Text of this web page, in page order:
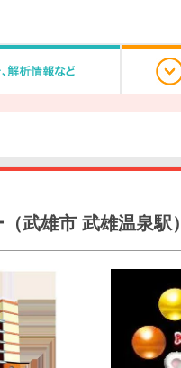
武雄市 武雄温泉駅）